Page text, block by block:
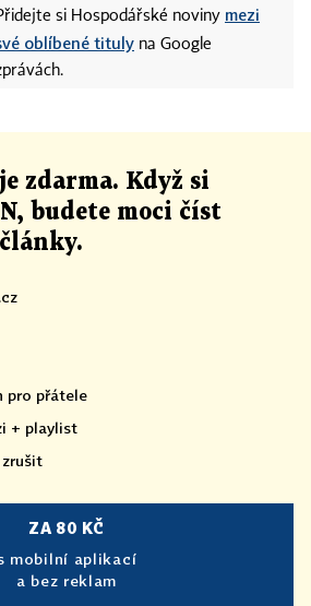
si Hospodářské noviny mezi
oblíbené tituly na Google
je zdarma. Když si
budete moci číst
.
pro přátele
+ playlist
ZA 80 KČ
mobilní aplikací
a bez reklam